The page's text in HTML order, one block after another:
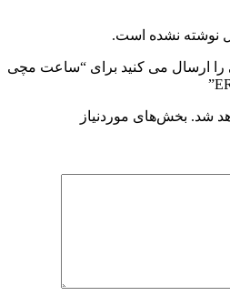
نوشته نشده است.
را ارسال می کنید برای “ساعت مچی
شد. بخش‌های موردنیاز